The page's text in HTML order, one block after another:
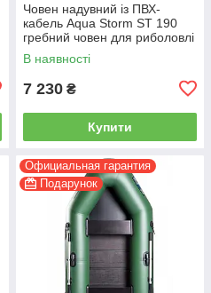
Човен надувний із ПВХ-
кабель Aqua Storm ST 190
гребний човен для риболовлі
1-місний
В наявності
7 230 ₴
Купити
Официальная гарантия
Подарунок